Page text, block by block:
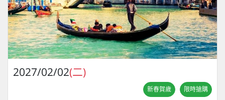
2027/02/02(二)
新春賀歲 限時搶購